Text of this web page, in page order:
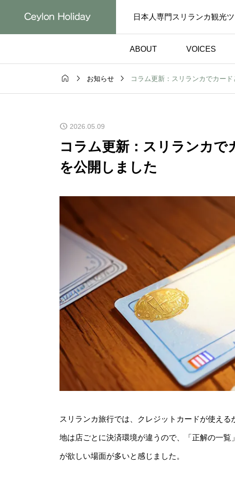
日本人専門スリランカ観光
ABOUT VOICES
様の声） 体験談（お客様の声）
スリランカ旅行体験談
【お客様の声】
  お知らせ  コラム更新：スリランカでカー
2026.05.09
コラム更新：スリランカで
を公開しました
スリランカ旅行では、クレジットカードが使え
地は店ごとに決済環境が違うので、「正解の一
が欲しい場面が多いと感じました。